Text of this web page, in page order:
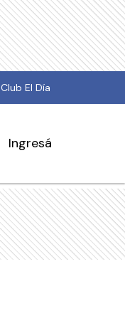
Club El Día
Ingresá